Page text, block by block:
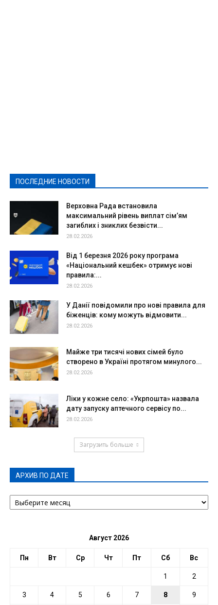
ПОСЛЕДНИЕ НОВОСТИ
Верховна Рада встановила
максимальний рівень виплат сім’ям
загиблих і зниклих безвісти...
28.02.2026
Від 1 березня 2026 року програма
«Національний кешбек» отримує нові
правила:...
28.02.2026
У Данії повідомили про нові правила для
біженців: кому можуть відмовити...
28.02.2026
Майже три тисячі нових сімей було
створено в Україні протягом минулого...
28.02.2026
Ліки у кожне село: «Укрпошта» назвала
дату запуску аптечного сервісу по...
28.02.2026
Загрузить больше
АРХИВ ПО ДАТЕ
АРХИВ
ПО
Август 2026
Пн Вт Ср Чт Пт Сб Вс
1 2
3 4 5 6 7 8 9